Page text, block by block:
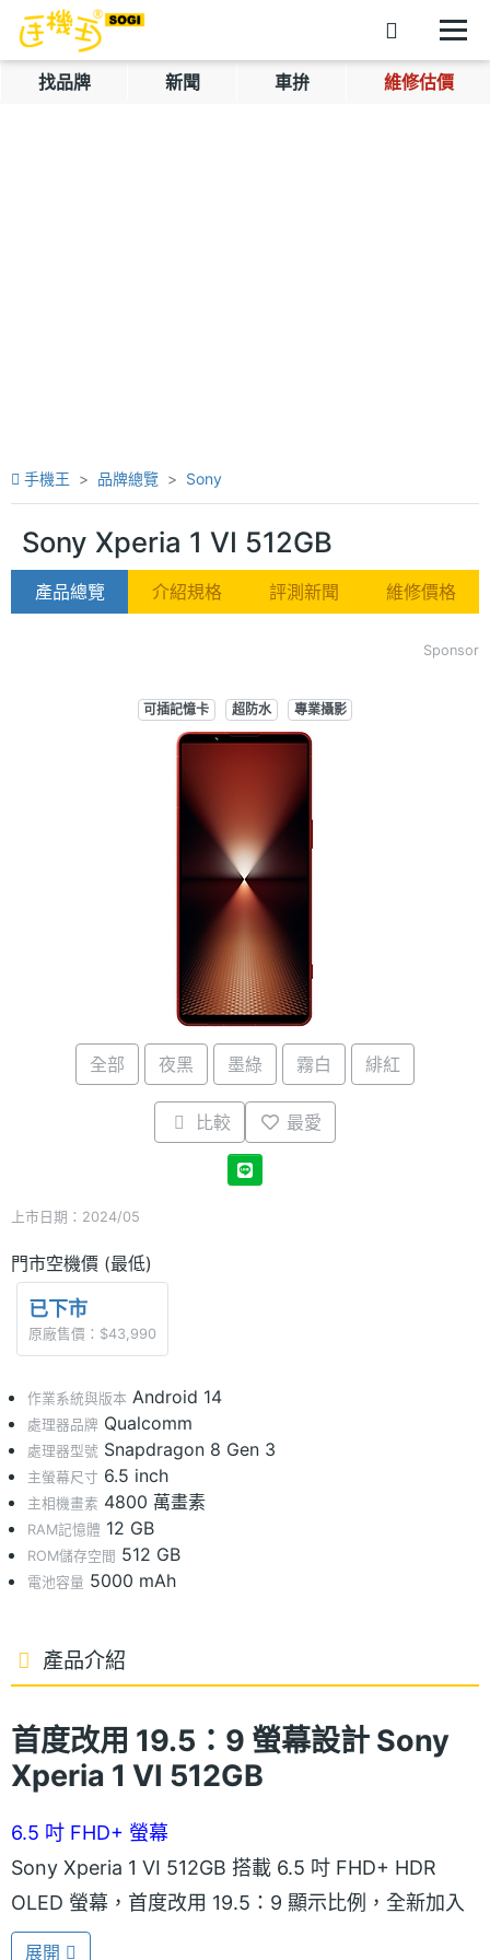
找品牌 新聞 車拚 維修估價
手機王 品牌總覽 Sony
Sony Xperia 1 VI 512GB
產品總覽 介紹規格 評測新聞 維修價格
Sponsor
可插記憶卡 超防水 專業攝影
全部 夜黑 墨綠 霧白 ​緋紅
比較 最愛
上市日期：2024/05
門市空機價 (最低)
已下市
原廠售價：$43,990
作業系統與版本 Android 14
處理器品牌 Qualcomm
處理器型號 Snapdragon 8 Gen 3
主螢幕尺寸 6.5 inch
主相機畫素 4800 萬畫素
RAM記憶體 12 GB
ROM儲存空間 512 GB
電池容量 5000 mAh
產品介紹
首度改用 19.5：9 螢幕設計 Sony
Xperia 1 VI 512GB
6.5 吋 FHD+ 螢幕
Sony Xperia 1 VI 512GB 搭載 6.5 吋 FHD+ HDR
OLED 螢幕，首度改用 19.5：9 顯示比例，全新加入
LTPO 動態更新率技術，支援 1~120Hz 更新率模式，
展開